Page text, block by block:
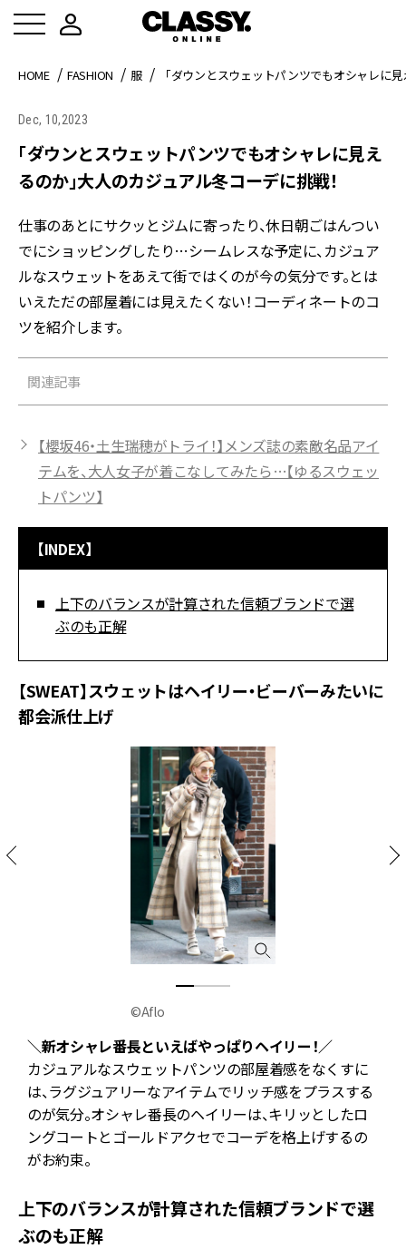
HOME FASHION 服 「ダウンとスウェットパンツでもオシャレに
Dec, 10,2023
「ダウンとスウェットパンツでもオシャレに見え
るのか」大人のカジュアル冬コーデに挑戦！
仕事のあとにサクッとジムに寄ったり、休日朝ごはんつい
でにショッピングしたり…シームレスな予定に、カジュア
ルなスウェットをあえて街ではくのが今の気分です。とは
いえただの部屋着には見えたくない！コーディネートのコ
ツを紹介します。
関連記事
【櫻坂46・土生瑞穂がトライ！】メンズ誌の素敵名品アイ
テムを、大人女子が着こなしてみたら…【ゆるスウェッ
トパンツ】
【INDEX】
上下のバランスが計算された信頼ブランドで選
ぶのも正解
【SWEAT】スウェットはヘイリー・ビーバーみたいに
都会派仕上げ
©Aflo
＼新オシャレ番長といえばやっぱりヘイリー！／
カジュアルなスウェットパンツの部屋着感をなくすに
は、ラグジュアリーなアイテムでリッチ感をプラスする
のが気分。オシャレ番長のヘイリーは、キリッとしたロ
ングコートとゴールドアクセでコーデを格上げするの
がお約束。
上下のバランスが計算された信頼ブランドで選
ぶのも正解